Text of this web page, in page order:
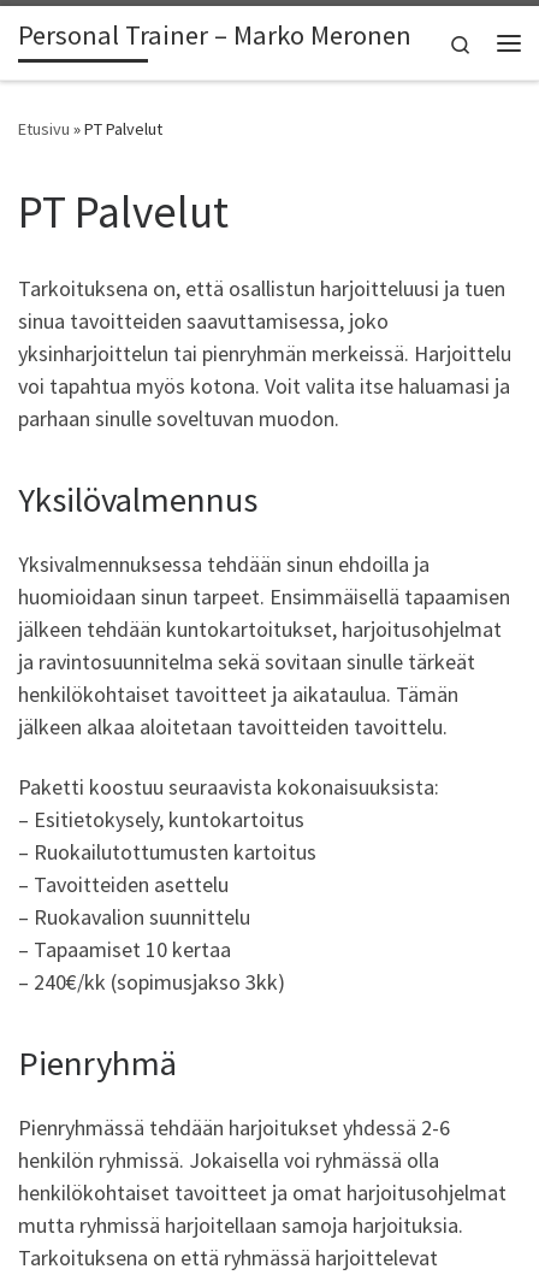
Skip to content
Personal Trainer – Marko Meronen
Search
Etusivu »PT Palvelut
PT Palvelut
Tarkoituksena on, että osallistun harjoitteluusi ja tuen
sinua tavoitteiden saavuttamisessa, joko
yksinharjoittelun tai pienryhmän merkeissä. Harjoittelu
voi tapahtua myös kotona. Voit valita itse haluamasi ja
parhaan sinulle soveltuvan muodon.
Yksilövalmennus
Yksivalmennuksessa tehdään sinun ehdoilla ja
huomioidaan sinun tarpeet. Ensimmäisellä tapaamisen
jälkeen tehdään kuntokartoitukset, harjoitusohjelmat
ja ravintosuunnitelma sekä sovitaan sinulle tärkeät
henkilökohtaiset tavoitteet ja aikataulua. Tämän
jälkeen alkaa aloitetaan tavoitteiden tavoittelu.
Paketti koostuu seuraavista kokonaisuuksista:
– Esitietokysely, kuntokartoitus
– Ruokailutottumusten kartoitus
– Tavoitteiden asettelu
– Ruokavalion suunnittelu
– Tapaamiset 10 kertaa
– 240€/kk (sopimusjakso 3kk)
Pienryhmä
Pienryhmässä tehdään harjoitukset yhdessä 2-6
henkilön ryhmissä. Jokaisella voi ryhmässä olla
henkilökohtaiset tavoitteet ja omat harjoitusohjelmat
mutta ryhmissä harjoitellaan samoja harjoituksia.
Tarkoituksena on että ryhmässä harjoittelevat